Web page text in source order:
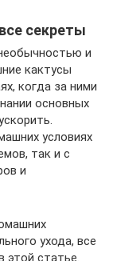
секреты
и
кактусы
когда за ними
основных
условиях
так и с
и
ухода, все
этой статье.